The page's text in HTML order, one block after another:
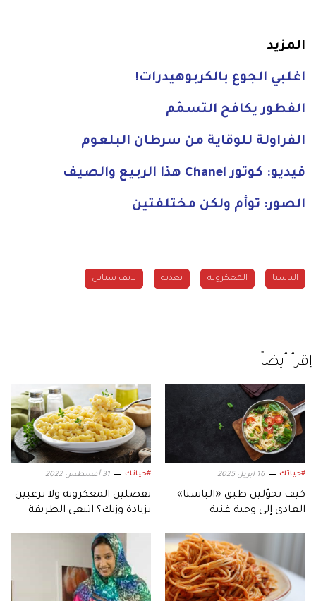
المزيد
اغلبي الجوع بالكربوهيدرات!
الفطور يكافح التسمّم
الفراولة للوقاية من سرطان البلعوم
فيديو: كوتور Chanel هذا الربيع والصيف
الصور: توأم ولكن مختلفتين
الباستا المعكرونة تغذية لايف ستايل
إقرأ أيضاً
#حياتك 16 ابريل 2025
كيف تحوّلين طبق «الباستا»
العادي إلى وجبة غنية
#حياتك 31 أغسطس 2022
تفضلين المعكرونة ولا ترغبين
بزيادة وزنك؟ اتبعي الطريقة